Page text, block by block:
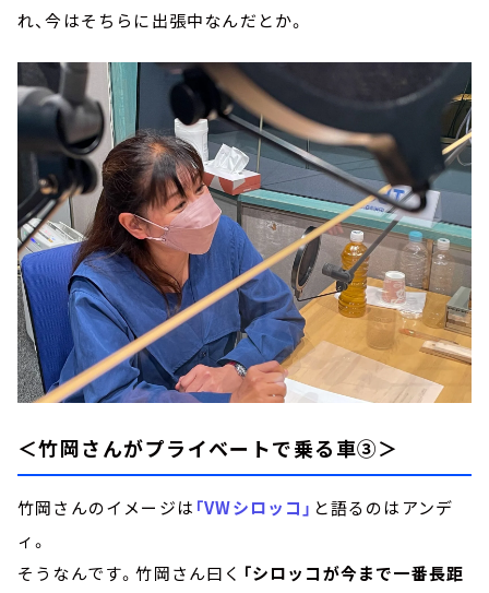
れ、今はそちらに出張中なんだとか。
＜竹岡さんがプライベートで乗る車③＞
竹岡さんのイメージは 「VWシロッコ」 と語るのはアンデ
ィ。
そうなんです。竹岡さん曰く 「シロッコが今まで一番長距